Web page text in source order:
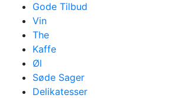
Gode Tilbud
Vin
The
Kaffe
Øl
Søde Sager
Delikatesser